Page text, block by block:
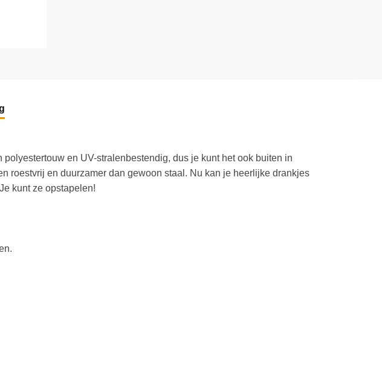
en UV-stralenbestendig, dus je kunt het ook buiten in
roestvrij en duurzamer dan gewoon staal. Nu kan je heerlijke drankjes
kunt ze opstapelen!